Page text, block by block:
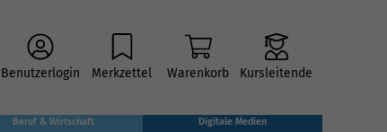
Benutzerlogin Merkzettel Warenkorb Kursleitende
Beruf & Wirtschaft Digitale Medien